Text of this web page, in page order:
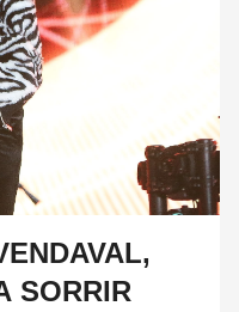
SORRIR